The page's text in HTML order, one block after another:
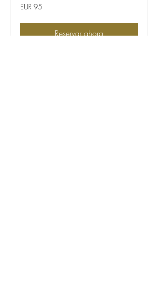
95
euros
EUR 95
Reservar ahora